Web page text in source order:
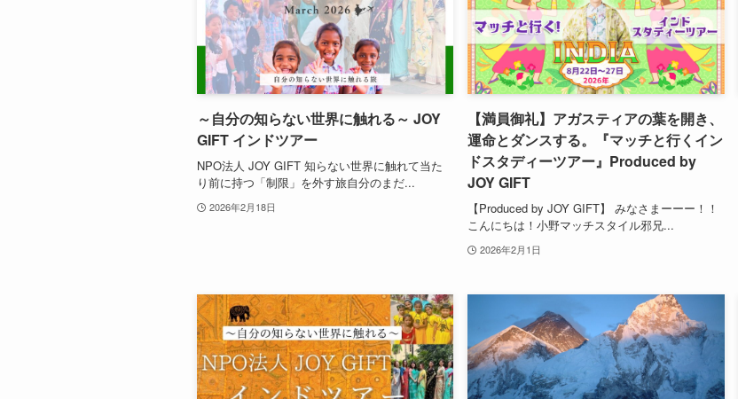
～自分の知らない世界に触れる～ JOY
GIFT インドツアー
NPO法人 JOY GIFT 知らない世界に触れて当た
り前に持つ「制限」を外す旅自分のまだ...
2026年2月18日
【満員御礼】アガスティアの葉を開き、
運命とダンスする。『マッチと行くイン
ドスタディーツアー』Produced by
JOY GIFT
【Produced by JOY GIFT】 みなさまーーー！！
こんにちは！小野マッチスタイル邪兄...
2026年2月1日